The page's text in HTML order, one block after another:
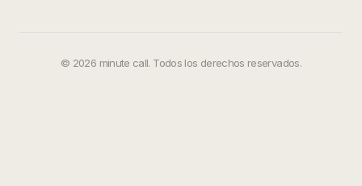
© 2026 minute call. Todos los derechos reservados.